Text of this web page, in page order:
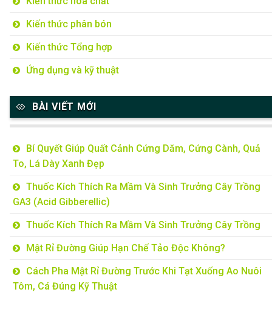
Kiến thức phân bón
Kiến thức Tổng hợp
Ứng dụng và kỹ thuật
BÀI VIẾT MỚI
Bí Quyết Giúp Quất Cảnh Cứng Dăm, Cứng Cành, Quả
To, Lá Dày Xanh Đẹp
Thuốc Kích Thích Ra Mầm Và Sinh Trưởng Cây Trồng
GA3 (Acid Gibberellic)
Thuốc Kích Thích Ra Mầm Và Sinh Trưởng Cây Trồng
Mật Rỉ Đường Giúp Hạn Chế Tảo Độc Không?
Cách Pha Mật Rỉ Đường Trước Khi Tạt Xuống Ao Nuôi
Tôm, Cá Đúng Kỹ Thuật